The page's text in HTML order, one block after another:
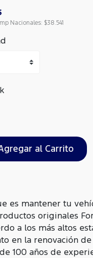
Nacionales: $38.541
al Carrito
es mantener tu
originales
a los más altos
en la renovación
100 años de